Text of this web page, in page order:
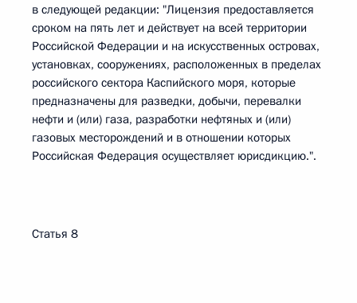
в следующей редакции: "Лицензия предоставляется
сроком на пять лет и действует на всей территории
Российской Федерации и на искусственных островах,
установках, сооружениях, расположенных в пределах
российского сектора Каспийского моря, которые
предназначены для разведки, добычи, перевалки
нефти и (или) газа, разработки нефтяных и (или)
газовых месторождений и в отношении которых
Российская Федерация осуществляет юрисдикцию.".
Статья 8